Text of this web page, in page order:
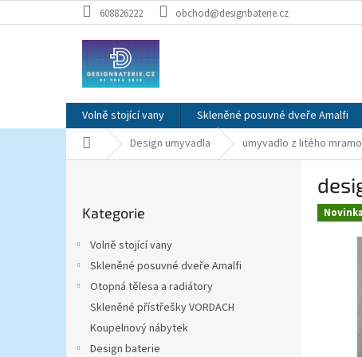
na
608826222 obchod@designbaterie.cz
Volně stojící vany Skleněné posuvné dveře Amalfi
Domů Design umyvadla umyvadlo z litého
kategorie
Kategorie
Volně stojící vany
Skleněné posuvné dveře Amalfi
Otopná tělesa a radiátory
Skleněné přístřešky VORDACH
Koupelnový nábytek
Design baterie
Novinka